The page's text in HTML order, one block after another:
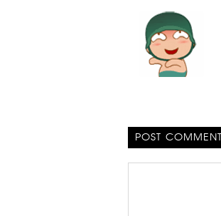
POST COMMENT